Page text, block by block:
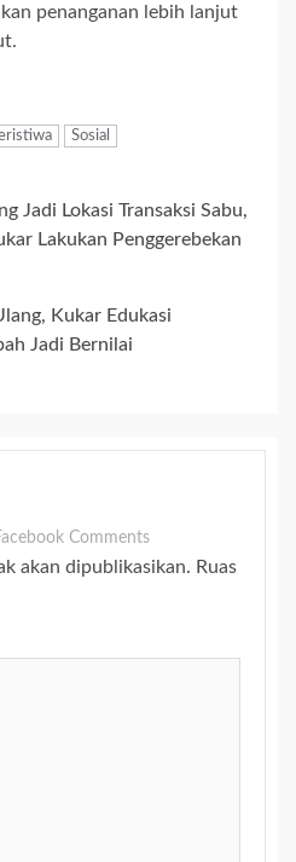
penanganan lebih lanjut
Sosial
Jadi Lokasi Transaksi Sabu,
Lakukan Penggerebekan
Kukar Edukasi
Jadi Bernilai
Comments
akan dipublikasikan. Ruas